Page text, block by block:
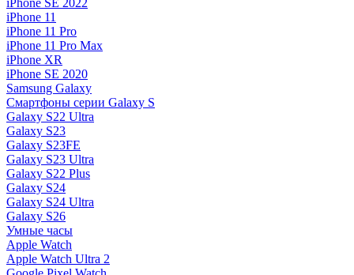
iPhone SE 2022
iPhone 11
iPhone 11 Pro
iPhone 11 Pro Max
iPhone XR
iPhone SE 2020
Samsung Galaxy
Смартфоны серии Galaxy S
Galaxy S22 Ultra
Galaxy S23
Galaxy S23FE
Galaxy S23 Ultra
Galaxy S22 Plus
Galaxy S24
Galaxy S24 Ultra
Galaxy S26
Умные часы
Apple Watch
Apple Watch Ultra 2